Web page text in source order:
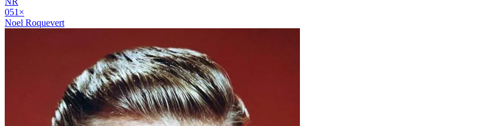
051 ×
Noel Roquevert